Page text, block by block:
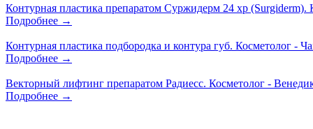
Контурная пластика препаратом Суржидерм 24 xp (Surgiderm).
Подробнее →
Контурная пластика подбородка и контура губ. Косметолог -
Подробнее →
Векторный лифтинг препаратом Радиесс. Косметолог -
Подробнее →